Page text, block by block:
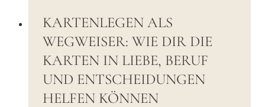
KARTENLEGEN ALS
WEGWEISER: WIE DIR DIE
KARTEN IN LIEBE, BERUF
UND ENTSCHEIDUNGEN
HELFEN KÖNNEN